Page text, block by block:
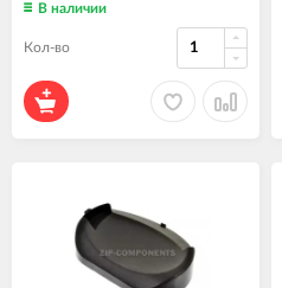
В наличии
Кол-во